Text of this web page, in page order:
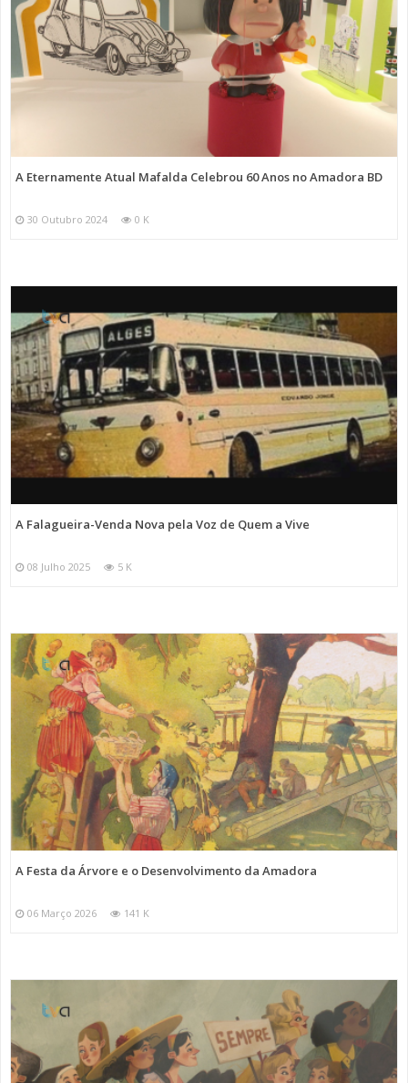
A Eternamente Atual Mafalda Celebrou 60 Anos no Amadora BD
30 Outubro 2024 0 K
A Falagueira-Venda Nova pela Voz de Quem a Vive
08 Julho 2025 5 K
A Festa da Árvore e o Desenvolvimento da Amadora
06 Março 2026 141 K